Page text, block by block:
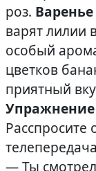
роз. Варенье
варят лилии
особый
цветков
приятный
Упражнение
Расспросите
— Ты